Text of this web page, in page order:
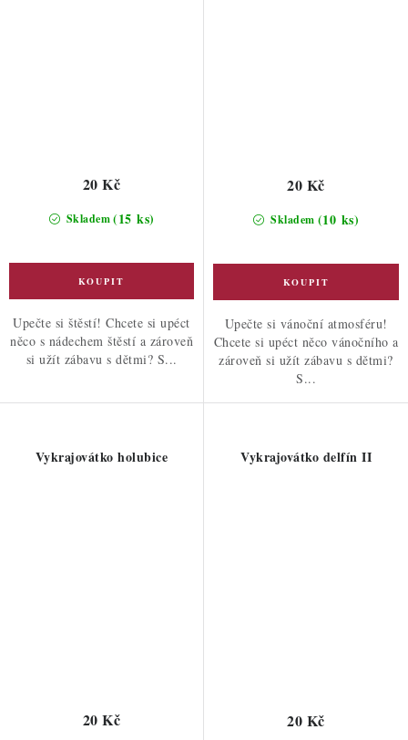
Skladem(15 ks)
20 Kč
Upečte si štěstí! Chcete si upéct
něco s nádechem štěstí a zároveň
si užít zábavu s dětmi? S...
Skladem (10 ks)
20 Kč
Upečte si vánoční atmosféru!
Chcete si upéct něco vánočního a
zároveň si užít zábavu s dětmi?
S...
Vykrajovátko holubice
20 Kč
Vykrajovátko delfín II
20 Kč